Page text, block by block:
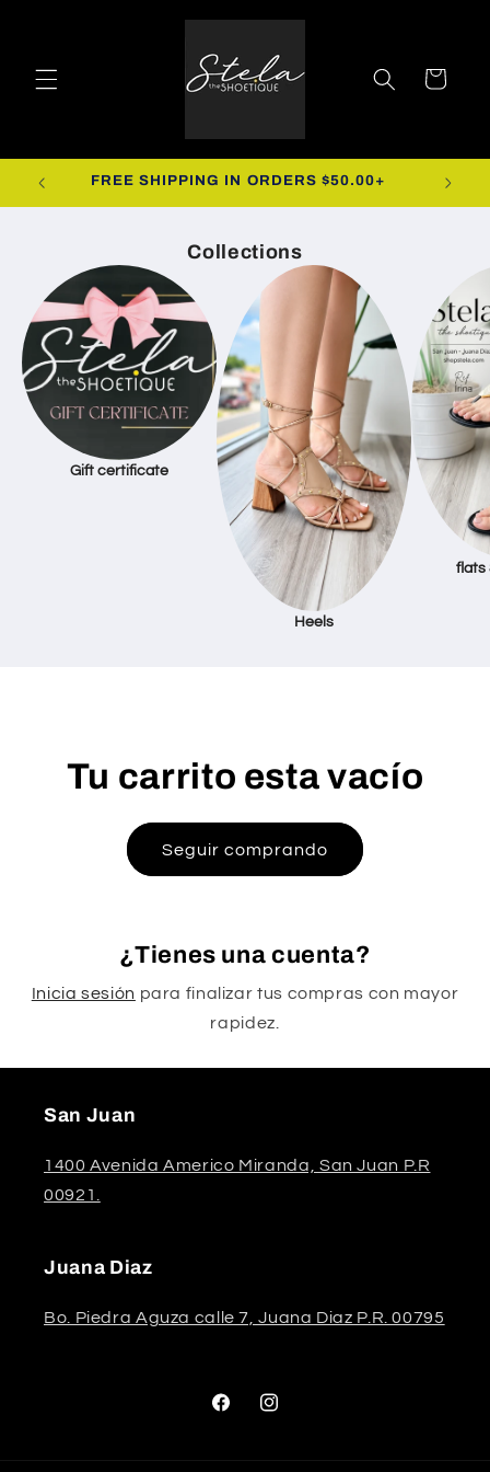
Carrito
FREE SHIPPING IN ORDERS $50.00+
Collections
Gift certificate
Heels
flats
Tu carrito esta vacío
Seguir comprando
¿Tienes una cuenta?
Inicia sesión para finalizar tus compras con mayor
rapidez.
San Juan
1400 Avenida Americo Miranda, San Juan P.R
00921.
Juana Diaz
Bo. Piedra Aguza calle 7, Juana Diaz P.R. 00795
FacebookInstagram